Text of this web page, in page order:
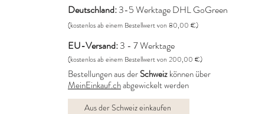
Deutschland:3-5 Werktage DHL GoGreen
(kostenlos ab einem Bestellwert von 80,00 €)
EU-Versand:3 - 7 Werktage
(kostenlos ab einem Bestellwert von 200,00 €)
Bestellungen aus derSchweizkönnen über
MeinEinkauf.chabgewickelt werden
Aus der Schweiz einkaufen